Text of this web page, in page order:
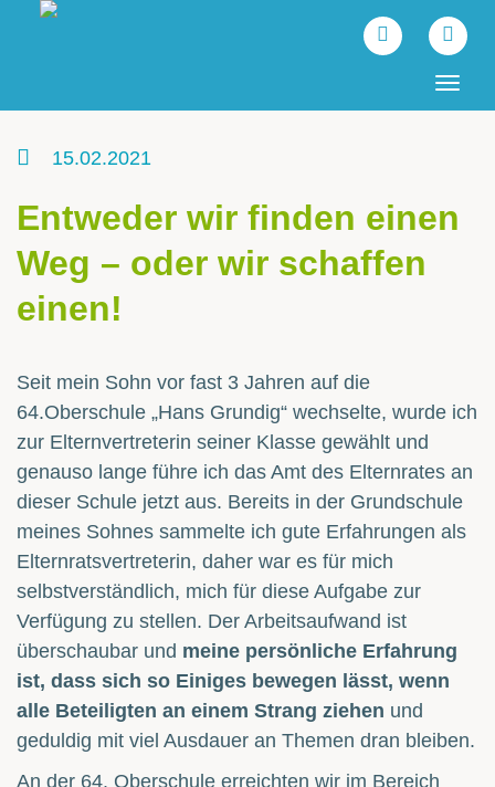
15.02.2021
Entweder wir finden einen
Weg – oder wir schaffen
einen!
Seit mein Sohn vor fast 3 Jahren auf die
64.Oberschule „Hans Grundig“ wechselte, wurde ich
zur Elternvertreterin seiner Klasse gewählt und
genauso lange führe ich das Amt des Elternrates an
dieser Schule jetzt aus. Bereits in der Grundschule
meines Sohnes sammelte ich gute Erfahrungen als
Elternratsvertreterin, daher war es für mich
selbstverständlich, mich für diese Aufgabe zur
Verfügung zu stellen. Der Arbeitsaufwand ist
überschaubar und meine persönliche Erfahrung
ist, dass sich so Einiges bewegen lässt, wenn
alle Beteiligten an einem Strang ziehen und
geduldig mit viel Ausdauer an Themen dran bleiben.
An der 64. Oberschule erreichten wir im Bereich